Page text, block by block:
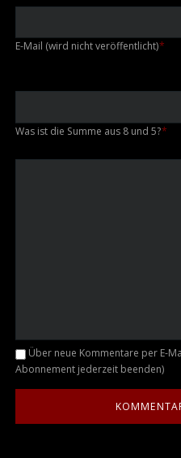
Pflichtfeld
E-Mail (wird nicht veröffentlicht)*
Was ist die Summe aus 8 und 5?*
Kommentar
Über neue Kommentare per E-
Abonnement jederzeit beenden)